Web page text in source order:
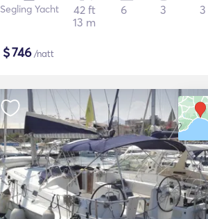
Segling Yacht
42 ft
13 m
6 3 3
$746/natt